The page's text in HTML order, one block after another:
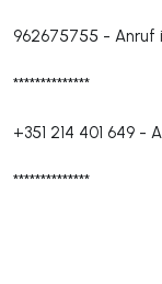
962675755 - Anruf
**************
+351 214 401 649 -
**************